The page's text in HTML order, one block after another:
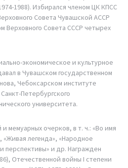
1988). Избирался членом ЦК КПСС
Совета Чувашской АССР
Верховного Совета СССР четырех
экономическое и культурное
в Чувашском государственном
Чебоксарском институте
Петербургского
университета.
мемуарных очерков, в т. ч.: «Во имя
«Живая легенда», «Народное
перспективы» и др. Награжден
Отечественной войны I степени